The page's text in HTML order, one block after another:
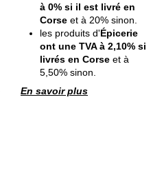
à 0% si il est livré en
Corse et à 20% sinon.
les produits d'Épicerie
ont une TVA à 2,10% si
livrés en Corse et à
5,50% sinon.
En savoir plus